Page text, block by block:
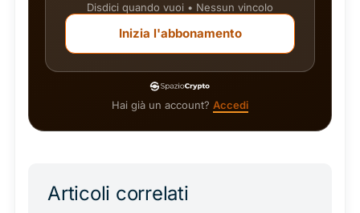
Disdici quando vuoi • Nessun vincolo
Inizia l'abbonamento
Hai già un account? Accedi
Articoli correlati